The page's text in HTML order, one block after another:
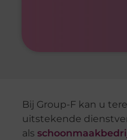
Bij Group-F kan u
uitstekende
als